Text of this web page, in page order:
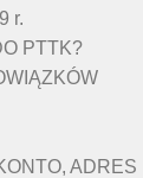
r.
PTTK?
ADRES